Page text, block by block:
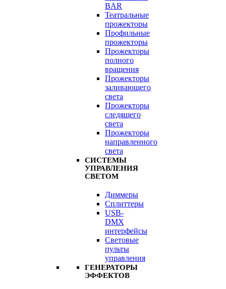
BAR
Театральные
прожекторы
Профильные
прожекторы
Прожекторы
полного
вращения
Прожекторы
заливающего
света
Прожекторы
следящего
света
Прожекторы
направленного
света
СИСТЕМЫ
УПРАВЛЕНИЯ
СВЕТОМ
Диммеры
Сплиттеры
USB-
DMX
интерфейсы
Световые
пульты
управления
ГЕНЕРАТОРЫ
ЭФФЕКТОВ